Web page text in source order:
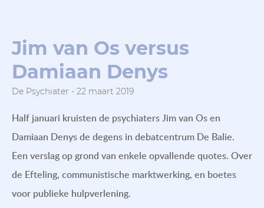
Jim van Os versus
Damiaan Denys
De Psychiater - 22 maart 2019
Half januari kruisten de psychiaters Jim van Os en
Damiaan Denys de degens in debatcentrum De Balie.
Een verslag op grond van enkele opvallende quotes. Over
de Efteling, communistische marktwerking, en boetes
voor publieke hulpverlening.